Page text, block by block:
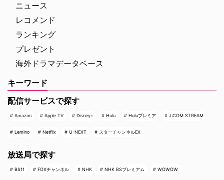
ニュース
レコメンド
ランキング
プレゼント
海外ドラマデータベース
キーワード
配信サービスで探す
Amazon Apple TV Disney+ Hulu Huluプレミア J:COM STREAM
Lemino Netflix U-NEXT スターチャンネルEX
放送局で探す
BS11 FOXチャンネル NHK NHK BSプレミアム WOWOW